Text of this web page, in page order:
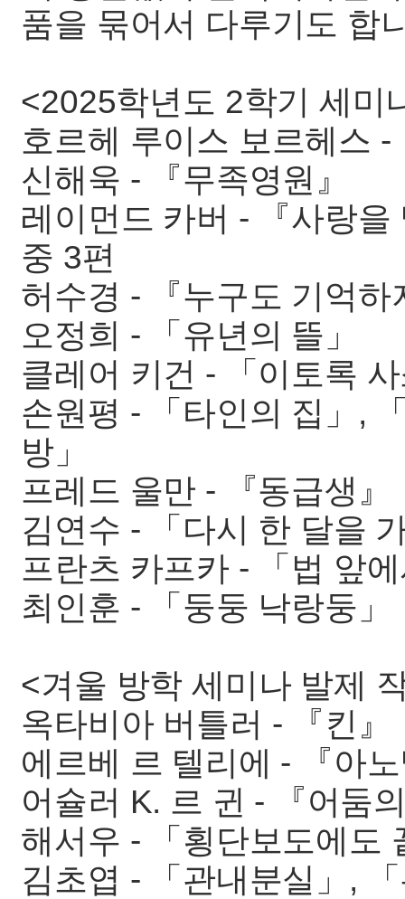
품을 묶어서 다루기도 합
<2025학년도 2학기 세미
호르헤 루이스 보르헤스
신해욱 - 『무족영원』
레이먼드 카버 - 『사랑
중 3편
허수경 - 『누구도 기억하
오정희 - 「유년의 뜰」
클레어 키건 - 「이토록
손원평 - 「타인의 집」,
방」
프레드 울만 - 『동급생』
김연수 - 「다시 한 달을
프란츠 카프카 - 「법 앞
최인훈 - 「둥둥 낙랑둥」
<겨울 방학 세미나 발제
옥타비아 버틀러 - 『킨』
에르베 르 텔리에 - 『아
어슐러 K. 르 귄 - 『어둠
해서우 - 「횡단보도에도
김초엽 - 「관내분실」,